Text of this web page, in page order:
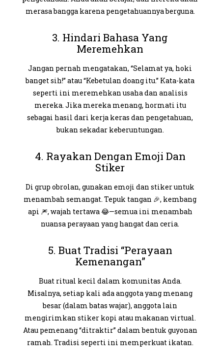
merasa bangga karena pengetahuannya berguna.
3. Hindari Bahasa Yang
Meremehkan
Jangan pernah mengatakan, “Selamat ya, hoki
banget sih!” atau “Kebetulan doang itu.” Kata-kata
seperti ini meremehkan usaha dan analisis
mereka. Jika mereka menang, hormati itu
sebagai hasil dari kerja keras dan pengetahuan,
bukan sekadar keberuntungan.
4. Rayakan Dengan Emoji Dan
Stiker
Di grup obrolan, gunakan emoji dan stiker untuk
menambah semangat. Tepuk tangan 🎉, kembang
api 🎆, wajah tertawa 😂—semua ini menambah
nuansa perayaan yang hangat dan ceria.
5. Buat Tradisi “Perayaan
Kemenangan”
Buat ritual kecil dalam komunitas Anda.
Misalnya, setiap kali ada anggota yang menang
besar (dalam batas wajar), anggota lain
mengirimkan stiker kopi atau makanan virtual.
Atau pemenang “ditraktir” dalam bentuk guyonan
ramah. Tradisi seperti ini memperkuat ikatan.